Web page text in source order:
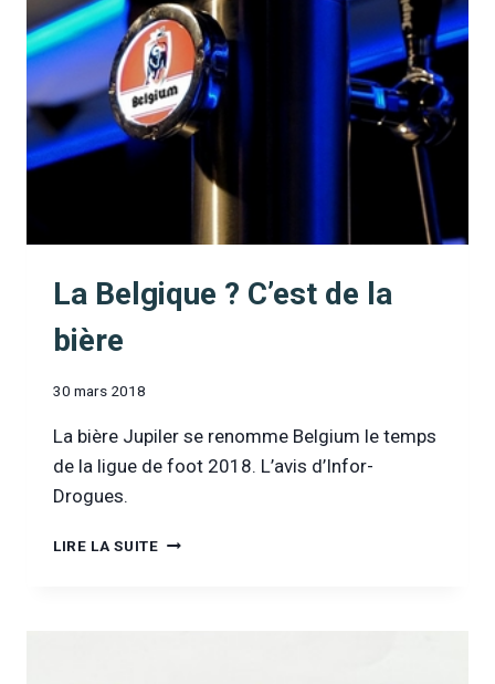
La Belgique ? C’est de la
bière
30 mars 2018
La bière Jupiler se renomme Belgium le temps
de la ligue de foot 2018. L’avis d’Infor-
Drogues.
LIRE LA SUITELA